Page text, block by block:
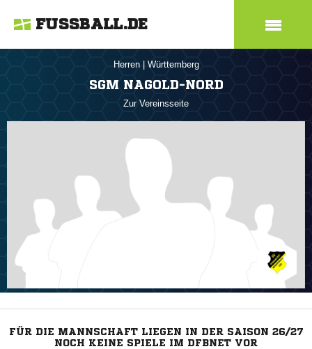
FUSSBALL.DE
Herren Württemberg
SGM NAGOLD-NORD
Zur Vereinsseite
FÜR DIE MANNSCHAFT LIEGEN IN DER SAISON 26/27
NOCH KEINE SPIELE IM DFBNET VOR